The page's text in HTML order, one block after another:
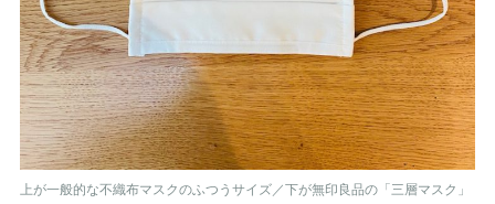
上が一般的な不織布マスクのふつうサイズ／下が無印良品の「三層マスク」